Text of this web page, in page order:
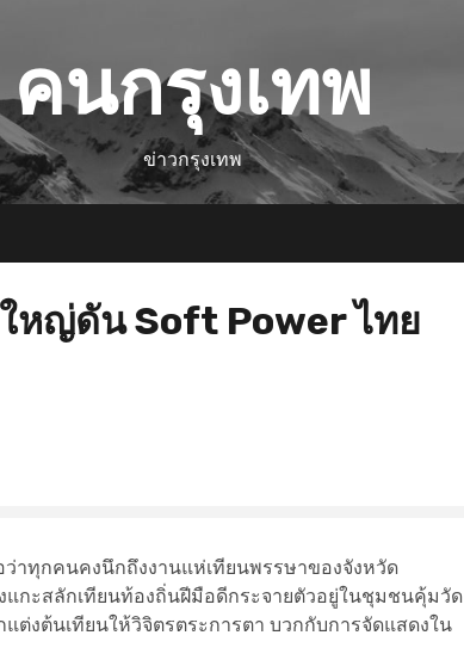
คนกรุงเทพ
ข่าวกรุงเทพ
หญ่ดัน Soft Power ไทย
ว่าทุกคนคงนึกถึงงานแห่เทียนพรรษาของจังหวัด
กะสลักเทียนท้องถิ่นฝีมือดีกระจายตัวอยู่ในชุมชนคุ้มวัด
ต่งต้นเทียนให้วิจิตรตระการตา บวกกับการจัดแสดงใน